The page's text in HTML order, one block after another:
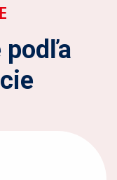
podľa